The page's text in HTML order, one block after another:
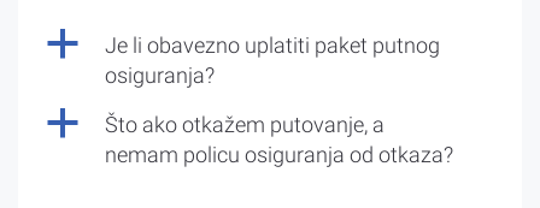
a
Je li obavezno uplatiti paket putnog
osiguranja?
a
Što ako otkažem putovanje, a
nemam policu osiguranja od otkaza?